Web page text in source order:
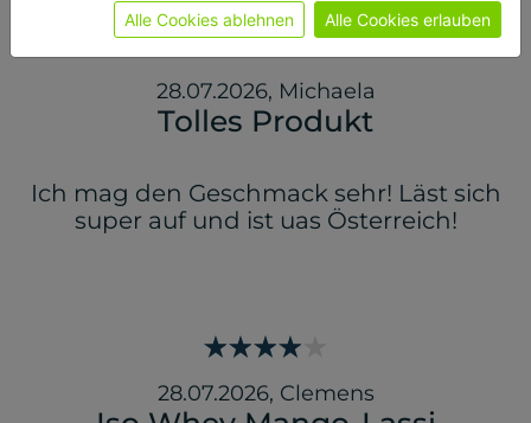
28.07.2026, Michaela
Tolles Produkt
Ich mag den Geschmack sehr! Läst sich
super auf und ist uas Österreich!
28.07.2026, Clemens
Weitere Informationen finden sie in unserer
Datenschutzerklärungbzw. im Impressum
Alle Cookies ablehnen Alle Cookies erlauben